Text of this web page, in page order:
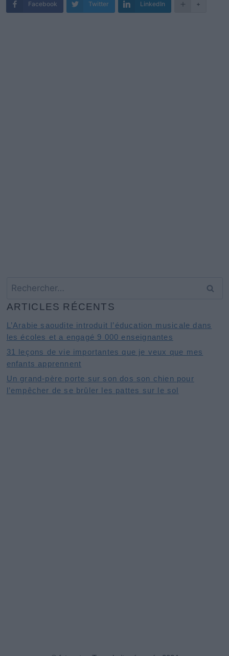
Facebook Twitter LinkedIn +
Rechercher :
ARTICLES RÉCENTS
L’Arabie saoudite introduit l’éducation musicale dans
les écoles et a engagé 9 000 enseignantes
31 leçons de vie importantes que je veux que mes
enfants apprennent
Un grand-père porte sur son dos son chien pour
l’empêcher de se brûler les pattes sur le sol